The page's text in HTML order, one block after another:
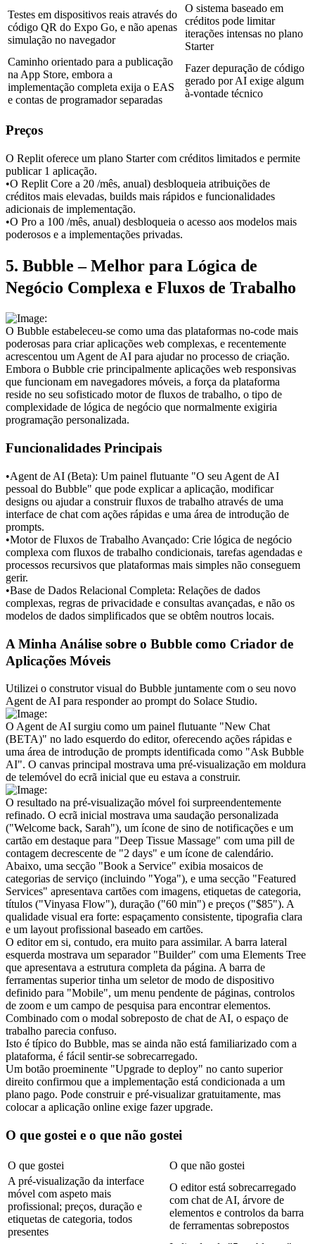
Testes em dispositivos reais através do
código QR do Expo Go, e não apenas
simulação no navegador
O sistema baseado em
créditos pode limitar
iterações intensas no plano
Starter
Caminho orientado para a publicação
na App Store, embora a
implementação completa exija o EAS
e contas de programador separadas
Fazer depuração de código
gerado por AI exige algum
à-vontade técnico
Preços
O Replit oferece um plano Starter com créditos limitados e permite
publicar 1 aplicação.
•O Replit Core a 20 /mês, anual) desbloqueia atribuições de
créditos mais elevadas, builds mais rápidos e funcionalidades
adicionais de implementação.
•O Pro a 100 /mês, anual) desbloqueia o acesso aos modelos mais
poderosos e a implementações privadas.
5. Bubble – Melhor para Lógica de
Negócio Complexa e Fluxos de Trabalho
O Bubble estabeleceu-se como uma das plataformas no-code mais
poderosas para criar aplicações web complexas, e recentemente
acrescentou um Agent de AI para ajudar no processo de criação.
Embora o Bubble crie principalmente aplicações web responsivas
que funcionam em navegadores móveis, a força da plataforma
reside no seu sofisticado motor de fluxos de trabalho, o tipo de
complexidade de lógica de negócio que normalmente exigiria
programação personalizada.
Funcionalidades Principais
•Agent de AI (Beta): Um painel flutuante "O seu Agent de AI
pessoal do Bubble" que pode explicar a aplicação, modificar
designs ou ajudar a construir fluxos de trabalho através de uma
interface de chat com ações rápidas e uma área de introdução de
prompts.
•Motor de Fluxos de Trabalho Avançado: Crie lógica de negócio
complexa com fluxos de trabalho condicionais, tarefas agendadas e
processos recursivos que plataformas mais simples não conseguem
gerir.
•Base de Dados Relacional Completa: Relações de dados
complexas, regras de privacidade e consultas avançadas, e não os
modelos de dados simplificados que se obtêm noutros locais.
A Minha Análise sobre o Bubble como Criador de
Aplicações Móveis
Utilizei o construtor visual do Bubble juntamente com o seu novo
Agent de AI para responder ao prompt do Solace Studio.
O Agent de AI surgiu como um painel flutuante "New Chat
(BETA)" no lado esquerdo do editor, oferecendo ações rápidas e
uma área de introdução de prompts identificada como "Ask Bubble
AI". O canvas principal mostrava uma pré-visualização em moldura
de telemóvel do ecrã inicial que eu estava a construir.
O resultado na pré-visualização móvel foi surpreendentemente
refinado. O ecrã inicial mostrava uma saudação personalizada
("Welcome back, Sarah"), um ícone de sino de notificações e um
cartão em destaque para "Deep Tissue Massage" com uma pill de
contagem decrescente de "2 days" e um ícone de calendário.
Abaixo, uma secção "Book a Service" exibia mosaicos de
categorias de serviço (incluindo "Yoga"), e uma secção "Featured
Services" apresentava cartões com imagens, etiquetas de categoria,
títulos ("Vinyasa Flow"), duração ("60 min") e preços ("$85"). A
qualidade visual era forte: espaçamento consistente, tipografia clara
e um layout profissional baseado em cartões.
O editor em si, contudo, era muito para assimilar. A barra lateral
esquerda mostrava um separador "Builder" com uma Elements Tree
que apresentava a estrutura completa da página. A barra de
ferramentas superior tinha um seletor de modo de dispositivo
definido para "Mobile", um menu pendente de páginas, controlos
de zoom e um campo de pesquisa para encontrar elementos.
Combinado com o modal sobreposto de chat de AI, o espaço de
trabalho parecia confuso.
Isto é típico do Bubble, mas se ainda não está familiarizado com a
plataforma, é fácil sentir-se sobrecarregado.
Um botão proeminente "Upgrade to deploy" no canto superior
direito confirmou que a implementação está condicionada a um
plano pago. Pode construir e pré-visualizar gratuitamente, mas
colocar a aplicação online exige fazer upgrade.
O que gostei e o que não gostei
O que gostei
O que não gostei
A pré-visualização da interface
móvel com aspeto mais
profissional; preços, duração e
etiquetas de categoria, todos
presentes
O editor está sobrecarregado
com chat de AI, árvore de
elementos e controlos da barra
de ferramentas sobrepostos